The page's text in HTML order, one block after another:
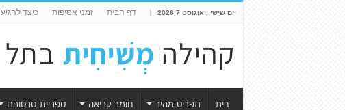
יום שישי , אוגוסט 7 2026 דף הבית זמני אסיפות כיצד להגיע
בית תפריט מהיר חומר קריאה ספריית סרטונים